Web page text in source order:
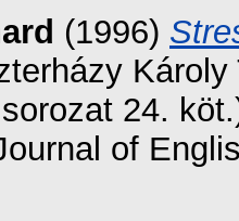
(1996)
24.
of